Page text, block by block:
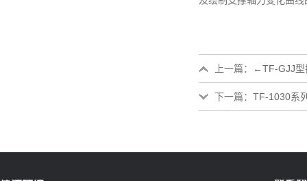
上一篇： ←TF-GJJ
下一篇： TF-1030系